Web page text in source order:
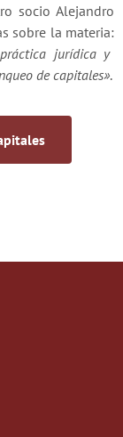
socio Alejandro
sobre la materia:
jurídica y
de capitales».